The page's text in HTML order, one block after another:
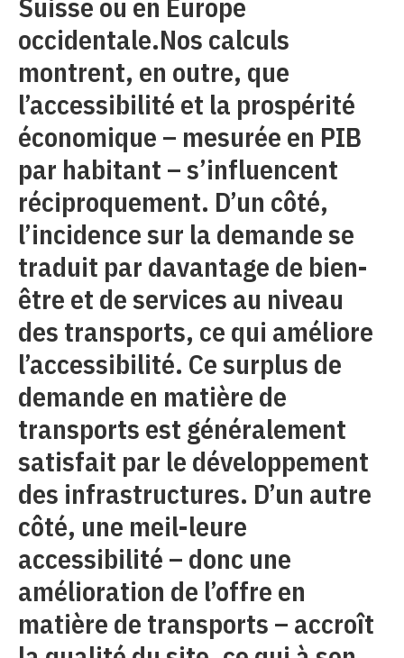
occidentale.Nos calculs
montrent, en outre, que
l’accessibilité et la prospérité
économique – mesurée en PIB
par habitant – s’influencent
réciproquement. D’un côté,
l’incidence sur la demande se
traduit par davantage de bien-
être et de services au niveau
des transports, ce qui améliore
l’accessibilité. Ce surplus de
demande en matière de
transports est généralement
satisfait par le développement
des infrastructures. D’un autre
côté, une meil-leure
accessibilité – donc une
amélioration de l’offre en
matière de transports – accroît